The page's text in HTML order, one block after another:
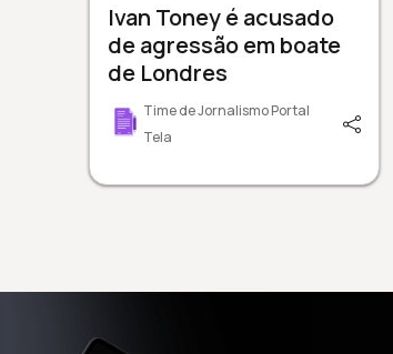
Ivan Toney é acusado
de agressão em boate
de Londres
Time de Jornalismo Portal
Tela